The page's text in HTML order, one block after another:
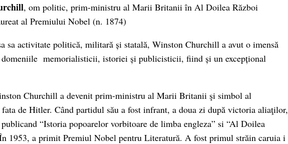
, om politic, prim-ministru al Marii Britanii în Al Doilea Război
al Premiului Nobel (n. 1874)
sa activitate politică, militară și statală, Winston Churchill a avut o imensă
memorialisticii, istoriei și publicisticii, fiind și un excepțional
Churchill a devenit prim-ministru al Marii Britanii şi simbol al
de Hitler. Când partidul său a fost infrant, a doua zi după victoria aliaţilor,
“Istoria popoarelor vorbitoare de limba engleza” si “Al Doilea
1953, a primit Premiul Nobel pentru Literatură. A fost primul străin caruia i